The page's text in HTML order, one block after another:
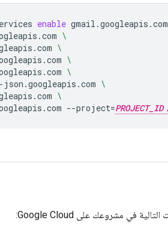
enable gmail.googleapis.com
\
\
\
\
json.googleapis.com \
\
--project=PROJECT_ID